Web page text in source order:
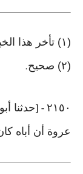
(١) تأخر هذا الخبر عن الذي بعده في [جـ، ك]
(٢) صحيح .
٢١٥٠ - [
عروة أن أباه كان